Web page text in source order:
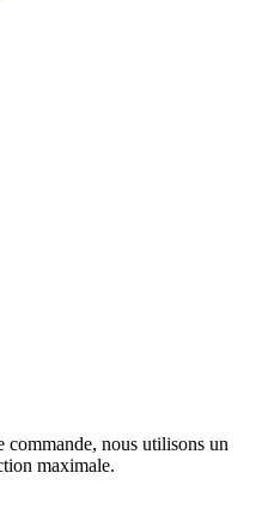
commande, nous utilisons un
maximale.